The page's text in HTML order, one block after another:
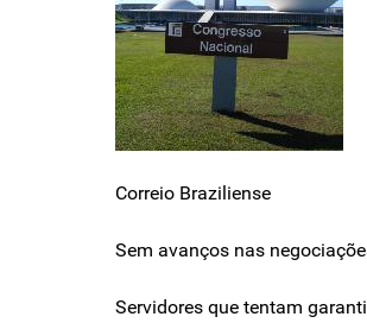
Correio Braziliense
Sem avanços nas
Servidores que tentam